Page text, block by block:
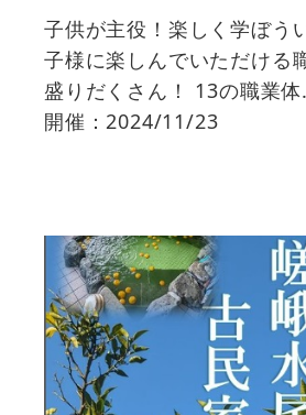
子供が主役！楽しく学ぼう
子様に楽しんでいただける
盛りだくさん！ 13の職業
開催：2024/11/23